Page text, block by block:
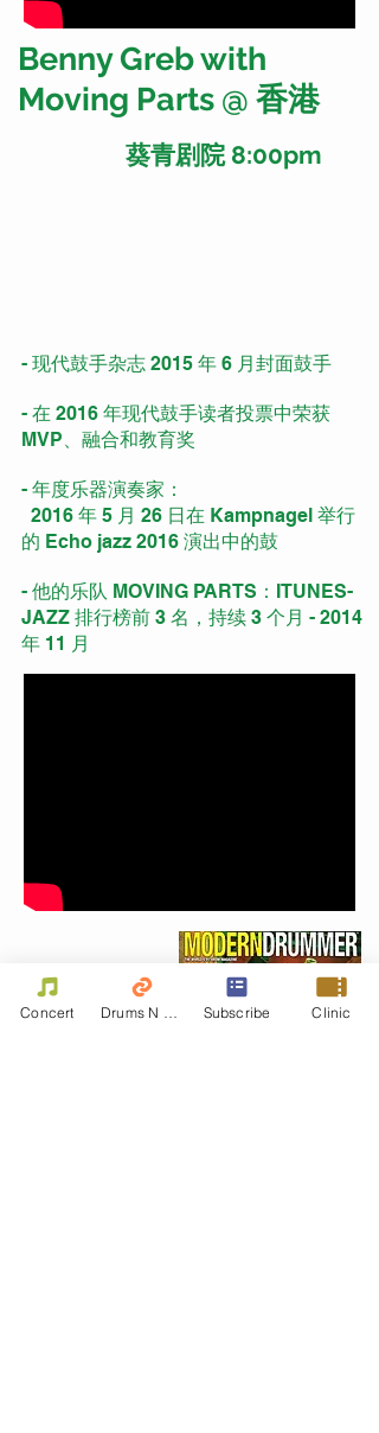
Benny Greb with
Moving Parts @ 香港
葵青剧院8:00pm
- 现代鼓手杂志 2015 年 6 月封面鼓手
- 在 2016 年现代鼓手读者投票中荣获
MVP、融合和教育奖
- 年度乐器演奏家：
2016 年 5 月 26 日在 Kampnagel 举行
的 Echo jazz 2016 演出中的鼓
- 他的乐队 MOVING PARTS：ITUNES-
JAZZ 排行榜前 3 名，持续 3 个月 - 2014
年 11 月
Concert Subscribe Clinic